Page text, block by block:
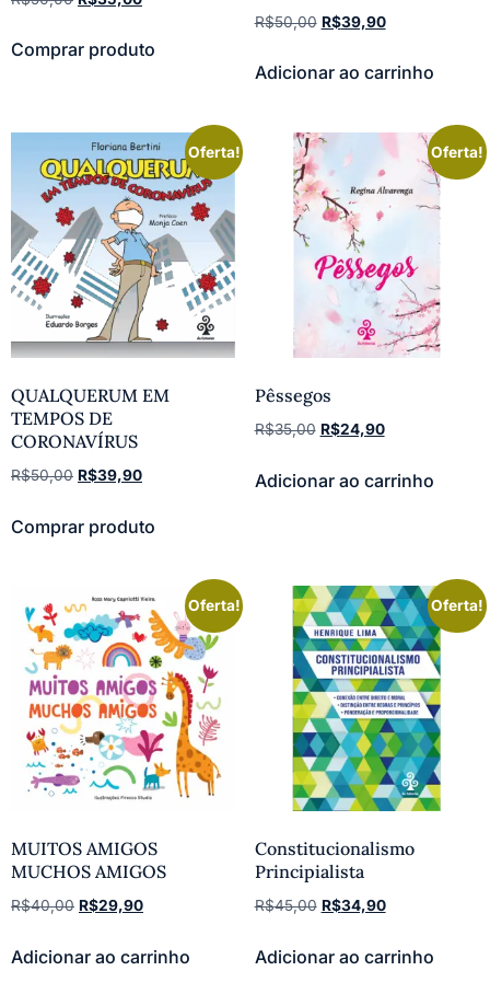
Comprar produto
R$50,00 R$39,90
Adicionar ao carrinho
Oferta!
QUALQUERUM EM
TEMPOS DE
CORONAVÍRUS
R$50,00 R$39,90
Comprar produto
Oferta!
Pêssegos
R$35,00 R$24,90
Adicionar ao carrinho
Oferta!
MUITOS AMIGOS
MUCHOS AMIGOS
R$40,00 R$29,90
Adicionar ao carrinho
Oferta!
Constitucionalismo
Principialista
R$45,00 R$34,90
Adicionar ao carrinho